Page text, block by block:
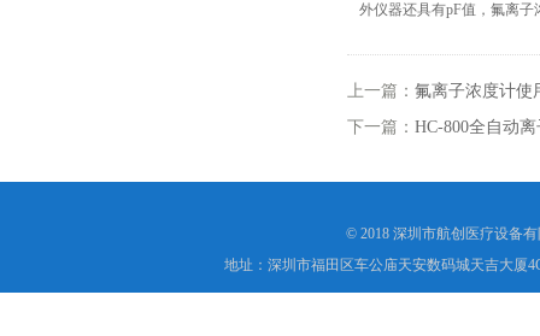
外仪器还具有pF值，氟离
上一篇： 氟离子浓度计使
下一篇： HC-800全自动
© 2018 深圳市航创医疗设备
地址：深圳市福田区车公庙天安数码城天吉大厦